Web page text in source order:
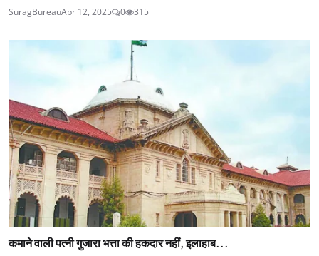
SuragBureauApr 12, 2025 0 315
कमाने वाली पत्नी गुजारा भत्ता की हकदार नहीं, इलाहाब...